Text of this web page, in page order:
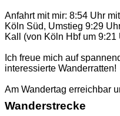
Anfahrt mit mir: 8:54 Uhr
Köln Süd, Umstieg 9:29
Kall (von Köln Hbf um 9:21
Ich freue mich auf
interessierte Wanderratten!
Am Wandertag erreichbar
Wanderstrecke